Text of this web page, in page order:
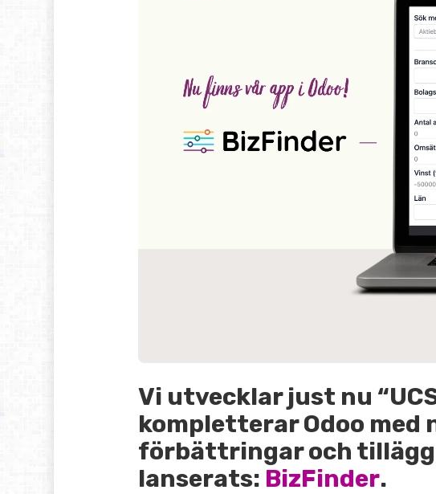
Vi utvecklar just nu
kompletterar Odoo
förbättringar och tillägg
lanserats: BizFinder.